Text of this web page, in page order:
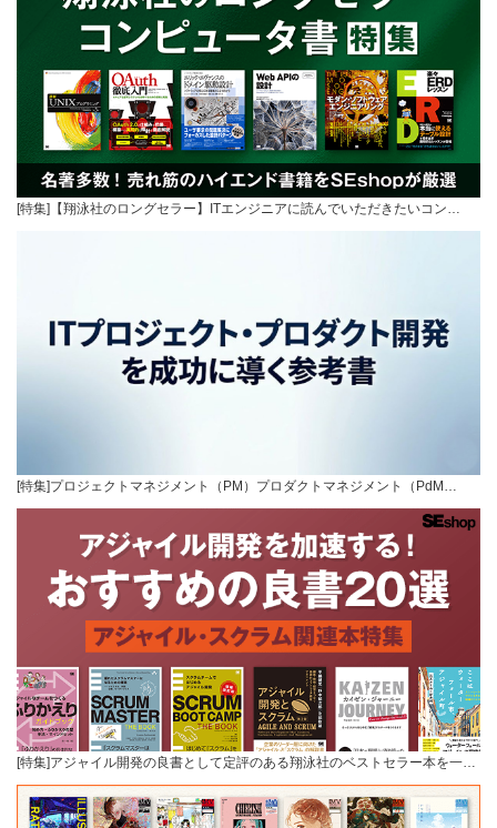
[特集]【翔泳社のロングセラー】ITエンジニアに読んでいただきたいコン…
[特集]プロジェクトマネジメント（PM）プロダクトマネジメント（PdM…
[特集]アジャイル開発の良書として定評のある翔泳社のベストセラー本を一…